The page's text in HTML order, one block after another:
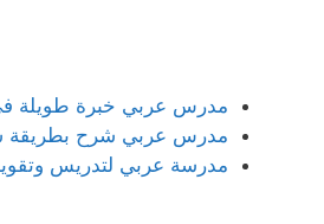
مدرس عربي خبرة طويلة
مدرس عربي شرح بطريقة
مدرسة عربي لتدريس